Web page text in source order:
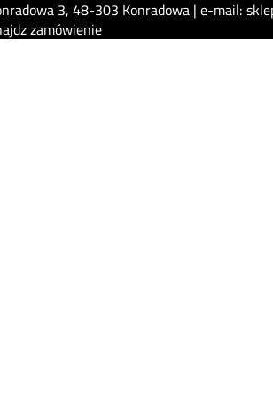
3, 48-303 Konradowa | e-mail:
zamówienie